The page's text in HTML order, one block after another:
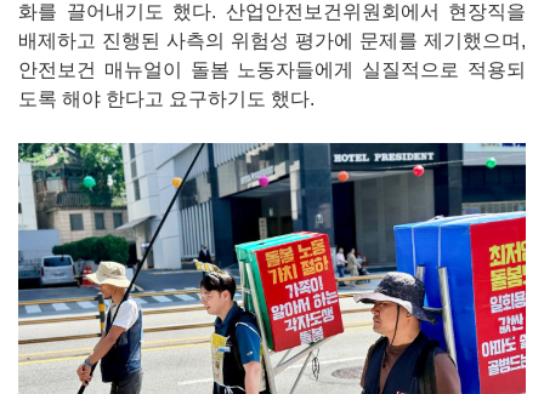
화를 끌어내기도 했다. 산업안전보건위원회에서 현장직을
배제하고 진행된 사측의 위험성 평가에 문제를 제기했으며,
안전보건 매뉴얼이 돌봄 노동자들에게 실질적으로 적용되
도록 해야 한다고 요구하기도 했다.